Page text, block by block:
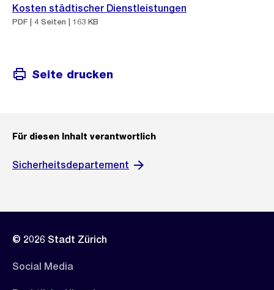
Kosten städtischer Dienstleistungen
PDF | 4 Seiten | 163 KB
Seite drucken
Für diesen Inhalt verantwortlich
Sicherheitsdepartement
© 2026 Stadt Zürich
Social Media